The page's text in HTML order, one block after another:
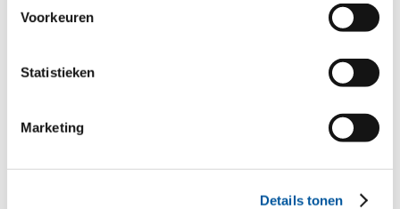
Voorkeuren
Statistieken
Marketing
Details tonen
FIN-Window Slim-line Twin
90